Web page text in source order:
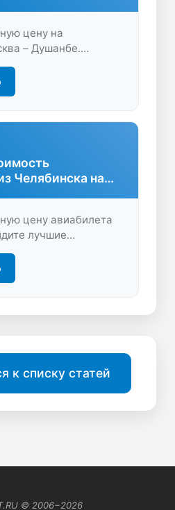
цену на
– Душанбе.
найдите
и бронируйте
и удобно.
Челябинска на
цену авиабилета
лучшие
и деньги, планируя
поиском
к списку статей
© 2006−2026